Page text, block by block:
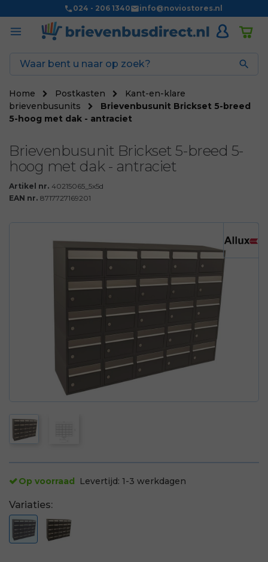
024 - 206 1340 info@noviostores.nl

Home Postkasten
Kant-en-klare
brievenbusunits
Brievenbusunit Brickset 5-breed
5-hoog met dak - antraciet
Brievenbusunit Brickset 5-breed 5-
hoog met dak - antraciet
Artikel nr. 40215065_5x5d
EAN nr. 8717727169201
Op voorraad Levertijd: 1-3 werkdagen
Variaties: